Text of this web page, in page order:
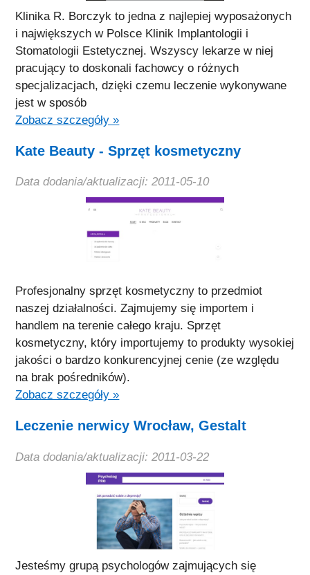
Klinika R. Borczyk to jedna z najlepiej wyposażonych
i największych w Polsce Klinik Implantologii i
Stomatologii Estetycznej. Wszyscy lekarze w niej
pracujący to doskonali fachowcy o różnych
specjalizacjach, dzięki czemu leczenie wykonywane
jest w sposób
Zobacz szczegóły »
Kate Beauty - Sprzęt kosmetyczny
Data dodania/aktualizacji: 2011-05-10
Profesjonalny sprzęt kosmetyczny to przedmiot
naszej działalności. Zajmujemy się importem i
handlem na terenie całego kraju. Sprzęt
kosmetyczny, który importujemy to produkty wysokiej
jakości o bardzo konkurencyjnej cenie (ze względu
na brak pośredników).
Zobacz szczegóły »
Leczenie nerwicy Wrocław, Gestalt
Data dodania/aktualizacji: 2011-03-22
Jesteśmy grupą psychologów zajmujących się